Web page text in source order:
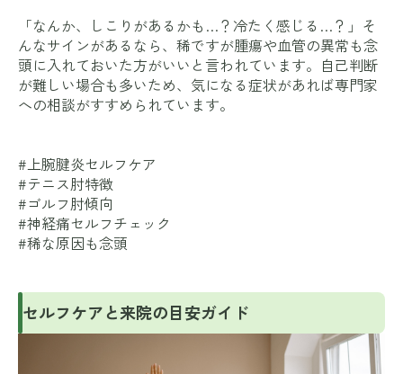
「なんか、しこりがあるかも…？冷たく感じる…？」そ
んなサインがあるなら、稀ですが腫瘍や血管の異常も念
頭に入れておいた方がいいと言われています。自己判断
が難しい場合も多いため、気になる症状があれば専門家
への相談がすすめられています。
#上腕腱炎セルフケア
#テニス肘特徴
#ゴルフ肘傾向
#神経痛セルフチェック
#稀な原因も念頭
セルフケアと来院の目安ガイド